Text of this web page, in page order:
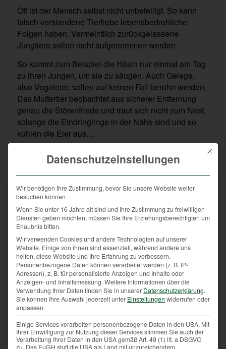
Oft ist der Mensch selbst nicht unbeteiligt. So kann
falsch verstandene Tierliebe lebensbedrohliche
Folgen haben. Vermeintlich zurückgelassene
Jungtiere sollen nicht aufgenommen werden.
So kommt zum Beispiel die Häsin nur einmal am Tag
zu ihren Jungen, um sie zu säugen. Auch Gelege,
also Vogeleier, sollen auf keinen Fall berührt werden.
Das Muttertier beobachtet aus sicherer Entfernung
genau die Störenfriede und traut sich nicht zum Nest,
solange die Eindringlinge in der Nähe sind und so
kühlen die Eier aus…
bleiben wir auf den Wegen und erfreuen wir uns über
den herrlichen Anblick und die wunderbare Natur in
unserer Gemeinde – die Tiere, aber auch die
Jägerinnen und Jäger danken es Ihnen!
Mit
Datenschutzeinstellungen
Wir benötigen Ihre Zustimmung, bevor Sie unsere Website weiter
besuchen können.
Wenn Sie unter 16 Jahre alt sind und Ihre Zustimmung zu freiwilligen
Diensten geben möchten, müssen Sie Ihre Erziehungsberechtigten um
Erlaubnis bitten.
Wir verwenden Cookies und andere Technologien auf unserer
Website. Einige von ihnen sind essenziell, während andere uns
helfen, diese Website und Ihre Erfahrung zu verbessern.
Personenbezogene Daten können verarbeitet werden (z. B. IP-
Adressen), z. B. für personalisierte Anzeigen und Inhalte oder
Anzeigen- und Inhaltsmessung. Weitere Informationen über die
Verwendung Ihrer Daten finden Sie in unserer Datenschutzerklärung.
Sie können Ihre Auswahl jederzeit unter Einstellungen widerrufen oder
anpassen.
Einige Services verarbeiten personenbezogene Daten in den USA. Mit
Ihrer Einwilligung zur Nutzung dieser Services stimmen Sie auch der
Verarbeitung Ihrer Daten in den USA gemäß Art. 49 (1) lit. a DSGVO
zu. Das EuGH stuft die USA als Land mit unzureichendem